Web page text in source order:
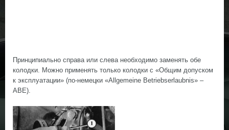
Принципиально справа или слева необходимо заменять обе
колодки. Можно применять только колодки с «Общим допуском
к эксплуатации» (по-немецки «Allgemeine Betriebserlaubnis» –
ABE).